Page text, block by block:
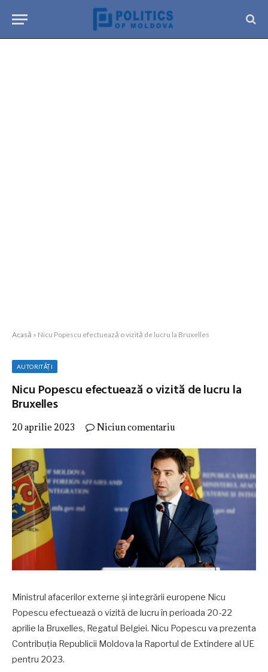
Acasă » Nicu Popescu efectuează o vizită de lucru la Bruxelles
AUTORITĂȚI
Nicu Popescu efectuează o vizită de lucru la
Bruxelles
20 aprilie 2023 Niciun comentariu
Ministrul afacerilor externe și integrării europene Nicu
Popescu efectuează o vizită de lucru în perioada 20-22
aprilie la Bruxelles, Regatul Belgiei. Nicu Popescu va prezenta
Contribuția Republicii Moldova la Raportul de Extindere al UE
pentru 2023.